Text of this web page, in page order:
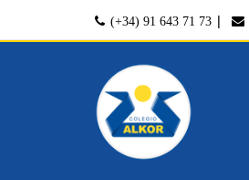
(+34) 91 643 71 73 |